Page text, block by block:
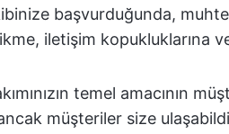
başvurduğunda,
iletişim kopukluklarına
temel amacının
müşteriler size